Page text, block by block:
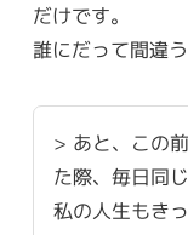
だけです。
誰にだって間違
> あと、この
た際、毎日同
私の人生もき